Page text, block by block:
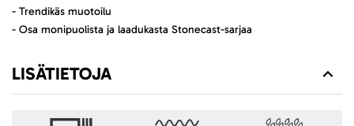
- Trendikäs muotoilu
- Osa monipuolista ja laadukasta Stonecast-sarjaa
LISÄTIETOJA